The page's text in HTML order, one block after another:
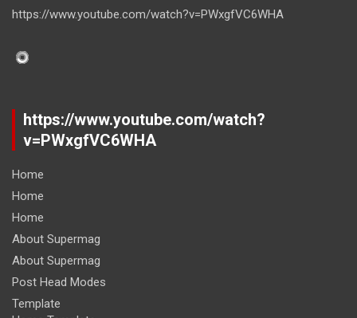
https://www.youtube.com/watch?v=PWxgfVC6WHA
https://www.youtube.com/watch?
v=PWxgfVC6WHA
Home
Home
Home
About Supermag
About Supermag
Post Head Modes
Template